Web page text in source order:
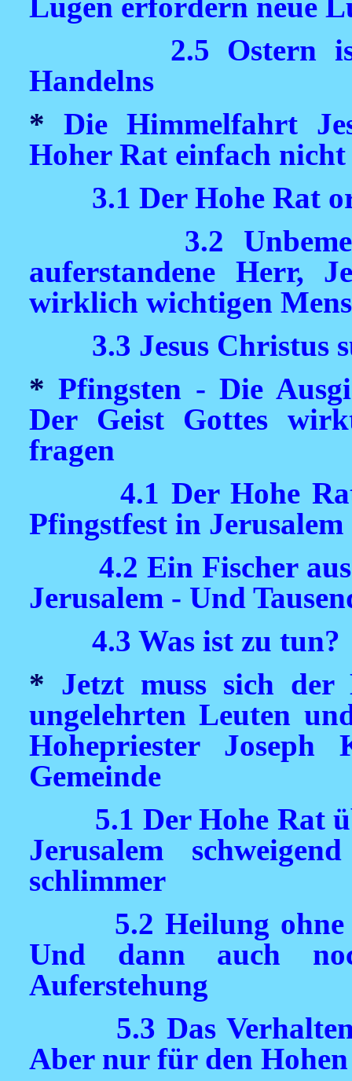
2.5 Ostern
Handelns
* Die Himmelfahrt
Hoher Rat einfach
3.1 Der Hohe Rat
3.2
auferstandene Herr,
wirklich wichtigen
3.3 Jesus Christus
*Pfingsten - Die
Der Geist Gottes
fragen
4.1 Der Hohe
Pfingstfest in Jerusalem
4.2 Ein Fischer
Jerusalem - Und
4.3 Was ist zu tun?
* Jetzt muss sich der
ungelehrten Leuten
Hohepriester Joseph
Gemeinde
5.1 Der Hohe Rat
Jerusalem
schlimmer
5.2 Heilung
Und dann auch
Auferstehung
5.3 Das
Aber nur für den